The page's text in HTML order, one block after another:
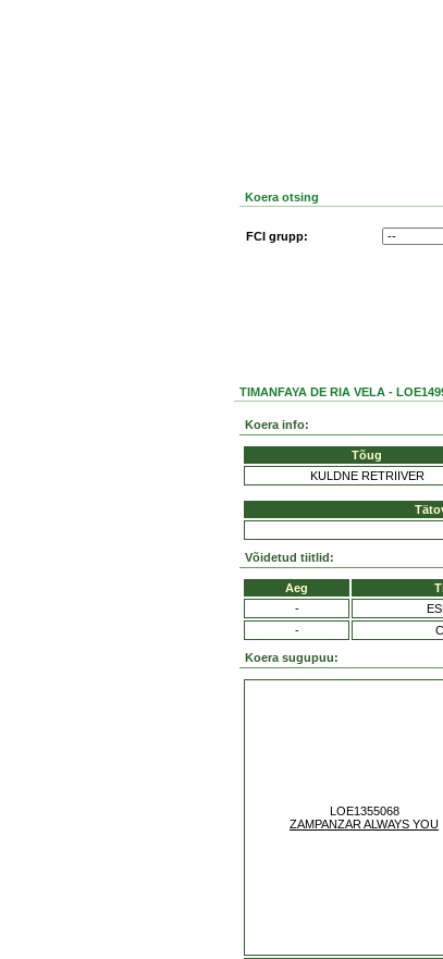
Koera otsing
FCI grupp:
TIMANFAYA DE RIA VELA -
Koera info:
Tõug
KULDNE RETRIIVER
Võidetud tiitlid:
Aeg
-
-
Koera sugupuu:
LOE1355068
ZAMPANZAR ALWAYS YOU